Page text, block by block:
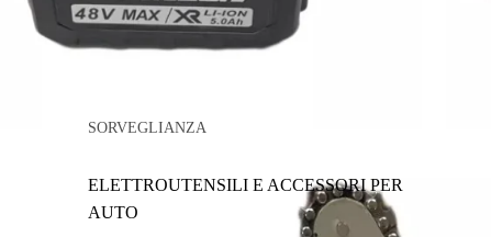
SORVEGLIANZA
ELETTROUTENSILI E ACCESSORI PER
AUTO